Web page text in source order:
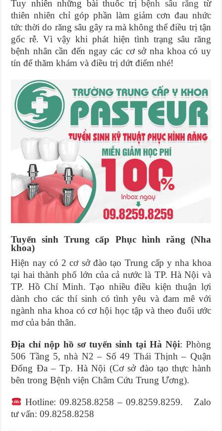
Tuy nhiên những bài thuốc trịbệnh sâu răng từ
thiên nhiên chỉ góp phần làm giảm cơn đau nhức
tức thời do răng sâu gây ra mà không thể điều trị tận
gốc rễ. Vì vậy khi phát hiện tình trạng sâu răng
bệnh nhân cần đến ngay các cơ sở nha khoa có uy
tín để thăm khám và điều trị dứt điểm nhé!
Tuyển sinh Trung cấp Phục hình răng (Nha
khoa)
Hiện nay có 2 cơ sở đào tạo Trung cấp y nha khoa
tại hai thành phố lớn của cả nước là TP. Hà Nội và
TP. Hồ Chí Minh. Tạo nhiều điều kiện thuận lợi
dành cho các thí sinh có tình yêu và đam mê với
ngành nha khoa có cơ hội học tập và theo đuổi ước
mơ của bản thân.
Địa chỉ nộp hồ sơ tuyển sinh tại Hà Nội: Phòng
506 Tầng 5, nhà N2 – Số 49 Thái Thịnh – Quận
Đống Đa – Tp. Hà Nội (Cơ sở đào tạo thực hành
bên trong Bệnh viện Châm Cứu Trung Ương).
Hotline: 09.8258.8258 – 09.8259.8259. Zalo
tư vấn: 09.8258.8258